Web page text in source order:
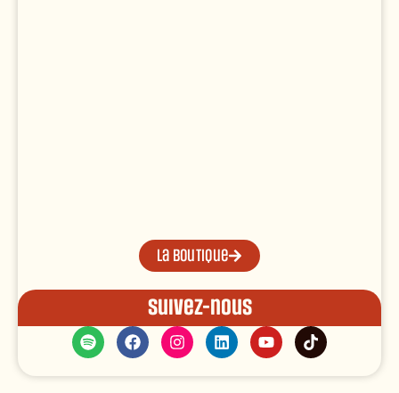
La boutique
Suivez-nous